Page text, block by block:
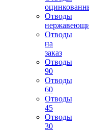
Отводы
Отводы
на
заказ
Отводы
90
Отводы
60
Отводы
45
Отводы
30